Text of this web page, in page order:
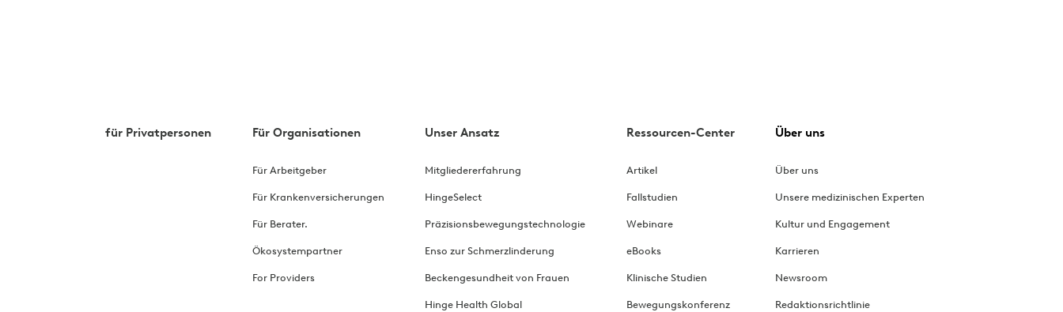
für Privatpersonen Für Organisationen
Für Arbeitgeber
Für Krankenversicherungen
Für Berater.
Ökosystempartner
For Providers
Unser Ansatz
Mitgliedererfahrung
HingeSelect
Präzisionsbewegungstechnologie
Enso zur Schmerzlinderung
Beckengesundheit von Frauen
Hinge Health Global
Ressourcen-Center
Artikel
Fallstudien
Webinare
eBooks
Klinische Studien
Bewegungskonferenz
Über uns
Über uns
Unsere medizinischen Experten
Kultur und Engagement
Karrieren
Newsroom
Redaktionsrichtlinie